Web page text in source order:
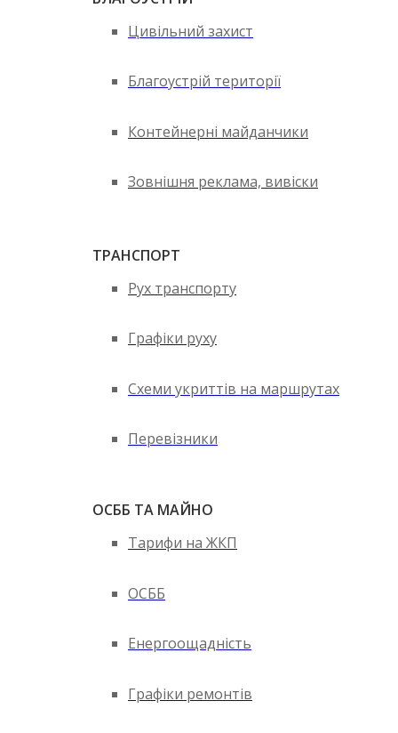
Цивільний захист
Благоустрій території
Контейнерні майданчики
Зовнішня реклама, вивіски
ТРАНСПОРТ
Рух транспорту
Графіки руху
Схеми укриттів на маршрутах
Перевізники
ОСББ ТА МАЙНО
Тарифи на ЖКП
ОСББ
Енергоощадність
Графіки ремонтів